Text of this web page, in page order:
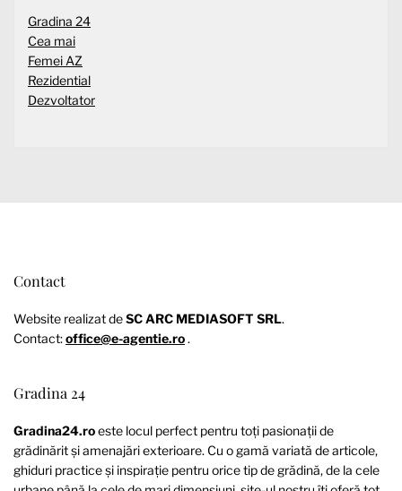
Gradina 24
Cea mai
Femei AZ
Rezidential
Dezvoltator
Contact
Website realizat deSC ARC MEDIASOFT SRL.
Contact:office@e-agentie.ro.
Gradina 24
Gradina24.roeste locul perfect pentru toți pasionații de
grădinărit și amenajări exterioare. Cu o gamă variată de articole,
ghiduri practice și inspirație pentru orice tip de grădină, de la cele